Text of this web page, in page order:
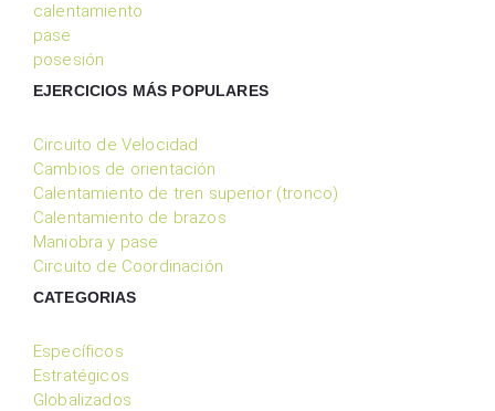
calentamiento
pase
posesión
EJERCICIOS MÁS POPULARES
Circuito de Velocidad
Cambios de orientación
Calentamiento de tren superior (tronco)
Calentamiento de brazos
Maniobra y pase
Circuito de Coordinación
CATEGORIAS
Específicos
Estratégicos
Globalizados